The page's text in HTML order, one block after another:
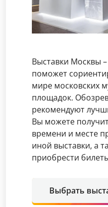
Выставки Москвы
поможет
мире московских
площадок.
рекомендуют
Вы можете
времени и месте
иной выставки, а
приобрести
Выбрать